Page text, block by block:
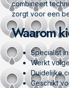
combineert
zorgt voor een
Waarom
Specialist
Werkt
Duidelijke
Geschikt